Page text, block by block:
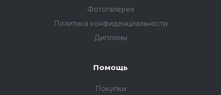
Фотогалерея
Политика конфиденциальности
Дипломы
Помощь
Покупки